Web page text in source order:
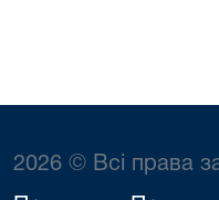
2026 © Всі права